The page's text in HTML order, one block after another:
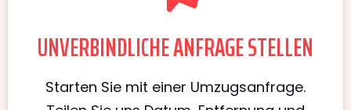
UNVERBINDLICHE ANFRAGE STELLEN
Starten Sie mit einer Umzugsanfrage.